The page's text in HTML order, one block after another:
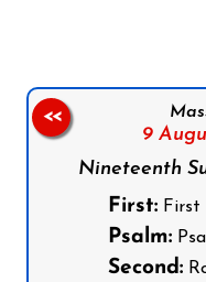
9
Nineteenth
First: First
Psalm:
Second:
<<